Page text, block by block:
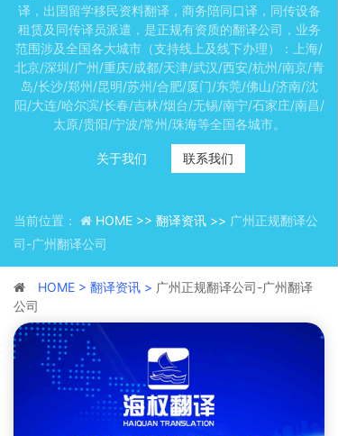
译，出国留学移民资料翻译，商务陪同口译，同传设备
租赁及同传译员派遣，是正规有资质的翻译公司，业务
范围涉及全国各大城市（支持线上及线下办理）：上海/
北京/深圳/广州/重庆/成都/天津/武汉/西安/杭州/南京/青
岛/长沙/郑州/昆明/苏州/合肥/厦门/东莞/佛山/济南/沈
阳/大连/哈尔滨/长春/吉林/烟台/无锡/南宁/石家庄/南昌/
太原/贵阳/宁波/常州/珠海等全国各城市。
关于我们 联系我们
当前位置： HOME >> 翻译资讯 >> 广州正规翻译公
司-广州翻译公司
HOME > 翻译资讯 > 广州正规翻译公司-广州翻译
公司